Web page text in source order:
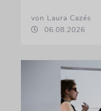
von Laura Cazés
06.08.2026